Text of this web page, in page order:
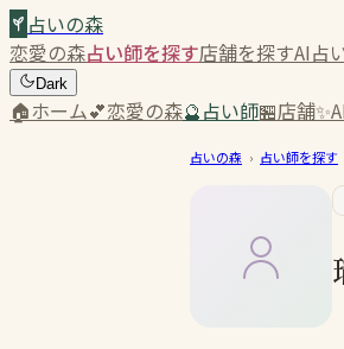
占いの森
恋愛の森占い師を探す店舗を探すAI占
Dark
🏠ホーム💕恋愛の森🔮占い師🏪店舗✨
占いの森 › 占い師を探す